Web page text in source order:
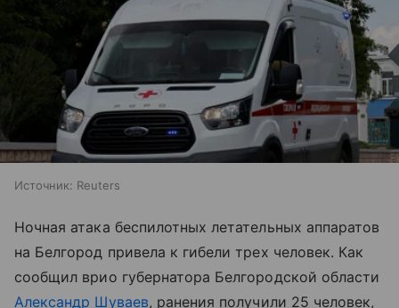
Источник: Reuters
Ночная атака беспилотных летательных аппаратов
на Белгород привела к гибели трех человек. Как
сообщил врио губернатора Белгородской области
Александр Шуваев, ранения получили 25 человек,